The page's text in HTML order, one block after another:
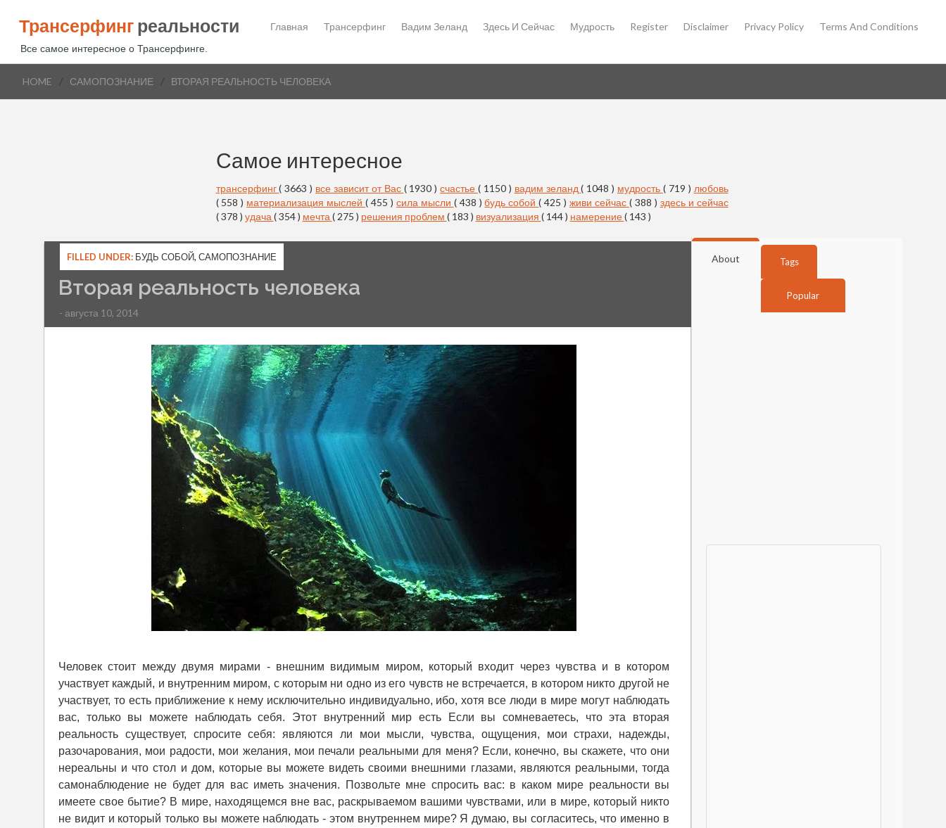
Трансерфинг реальности
Все самое интересное о Трансерфинге.
Главная Трансерфинг Вадим Зеланд Здесь И Сейчас Мудрость Register Disclaimer Privacy Policy Terms And Conditions
HOME / САМОПОЗНАНИЕ / ВТОРАЯ РЕАЛЬНОСТЬ ЧЕЛОВЕКА
Самое интересное
трансерфинг( 3663 ) все зависит от Вас ( 1930 )счастье ( 1150 ) вадим зеланд( 1048 ) мудрость ( 719 ) любовь
( 558 ) материализация мыслей( 455 ) сила мысли ( 438 )будь собой( 425 )живи сейчас ( 388 ) здесь и сейчас
( 378 ) удача ( 354 ) мечта ( 275 ) решения проблем ( 183 ) визуализация ( 144 ) намерение( 143 )
FILLED UNDER: БУДЬ СОБОЙ, САМОПОЗНАНИЕ
Вторая реальность человека
- августа 10, 2014
Человек стоит между двумя мирами - внешним видимым миром, который входит через чувства и в котором
участвует каждый, и внутренним миром, с которым ни одно из его чувств не встречается, в котором никто другой не
участвует, то есть приближение к нему исключительно индивидуально, ибо, хотя все люди в мире могут наблюдать
вас, только вы можете наблюдать себя. Этот внутренний мир есть Если вы сомневаетесь, что эта вторая
реальность существует, спросите себя: являются ли мои мысли, чувства, ощущения, мои страхи, надежды,
разочарования, мои радости, мои желания, мои печали реальными для меня? Если, конечно, вы скажете, что они
нереальны и что стол и дом, которые вы можете видеть своими внешними глазами, являются реальными, тогда
самонаблюдение не будет для вас иметь значения. Позвольте мне спросить вас: в каком мире реальности вы
имеете свое бытие? В мире, находящемся вне вас, раскрываемом вашими чувствами, или в мире, который никто
не видит и который только вы можете наблюдать - этом внутреннем мире? Я думаю, вы согласитесь, что именно в
About Tags
Popular